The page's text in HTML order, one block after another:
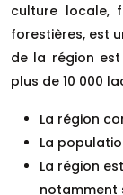
culture locale,
forestières, est
de la région
plus de 10 000
La région
La
La région
notamment